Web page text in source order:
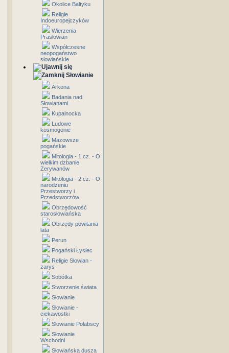
Okolice Bałtyku
Religie
Indoeuropejczyków
Wierzenia
Prasłowian
Współczesne
neopogaństwo
słowiańskie
Słowianie
Arkona
Badania nad
Słowianami
Kupalnocka
Ludowe
kosmogonie
Mazowsze
pogańskie
Mitologia - 1 cz. - O
wielkim dzbanie
Zerywanów
Mitologia - 2 cz. - O
narodzeniu
Przestworzy i
Przedstworzów
Obrzędowość
starosłowiańska
Obrzędy powitania
lata
Perun
Pogański Łysiec
Religie Słowian -
zarys
Sobótka
Stworzenie świata
Słowianie
Słowianie -
ciekawostki
Słowianie Połabscy
Słowianie
Wschodni
Słowiańska dusza